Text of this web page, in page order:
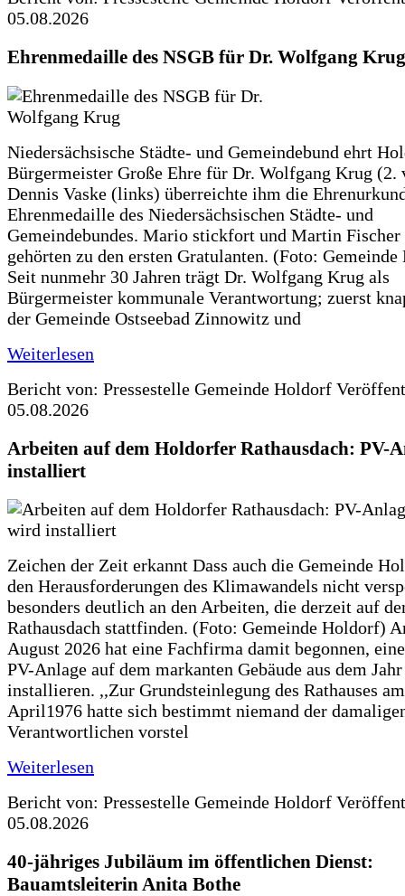
05.08.2026
Ehrenmedaille des NSGB für Dr. Wolfgang Krug
Niedersächsische Städte- und Gemeindebund ehrt
Bürgermeister Große Ehre für Dr. Wolfgang Krug (2.
Dennis Vaske (links) überreichte ihm die
Ehrenmedaille des Niedersächsischen Städte- und
Gemeindebundes. Mario stickfort und Martin Fischer
gehörten zu den ersten Gratulanten. (Foto:
Seit nunmehr 30 Jahren trägt Dr. Wolfgang Krug als
Bürgermeister kommunale Verantwortung; zuerst
der Gemeinde Ostseebad Zinnowitz und
Weiterlesen
Bericht von: Pressestelle Gemeinde Holdorf
05.08.2026
Arbeiten auf dem Holdorfer Rathausdach: PV-
installiert
Zeichen der Zeit erkannt Dass auch die Gemeinde
den Herausforderungen des Klimawandels nicht
besonders deutlich an den Arbeiten, die derzeit auf
Rathausdach stattfinden. (Foto: Gemeinde Holdorf)
August 2026 hat eine Fachfirma damit begonnen,
PV-Anlage auf dem markanten Gebäude aus dem
installieren. ,,Zur Grundsteinlegung des Rathauses
April1976 hatte sich bestimmt niemand der
Verantwortlichen vorstel
Weiterlesen
Bericht von: Pressestelle Gemeinde Holdorf
05.08.2026
40-jähriges Jubiläum im öffentlichen Dienst:
Bauamtsleiterin Anita Bothe